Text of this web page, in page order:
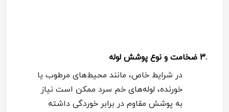
.3
ضخامت و نوع پوشش لوله
در شرایط خاص، مانند محیط‌های مرطوب یا
خورنده، لوله‌های خم سرد ممکن است نیاز
به پوشش مقاوم در برابر خوردگی داشته